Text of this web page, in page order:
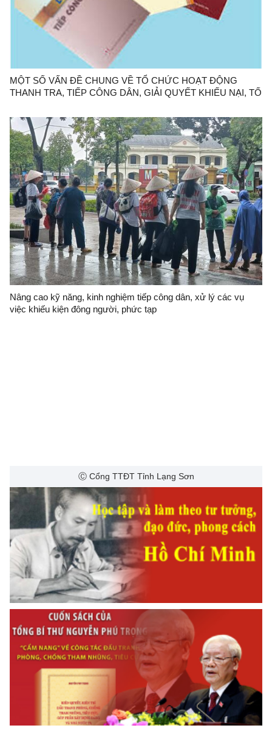
MỘT SỐ VẤN ĐỀ CHUNG VỀ TỔ CHỨC HOẠT ĐỘNG
THANH TRA, TIẾP CÔNG DÂN, GIẢI QUYẾT KHIẾU NẠI, TỐ
Nâng cao kỹ năng, kinh nghiệm tiếp công dân, xử lý các vụ
việc khiếu kiện đông người, phức tạp
Ⓒ Cổng TTĐT Tỉnh Lạng Sơn